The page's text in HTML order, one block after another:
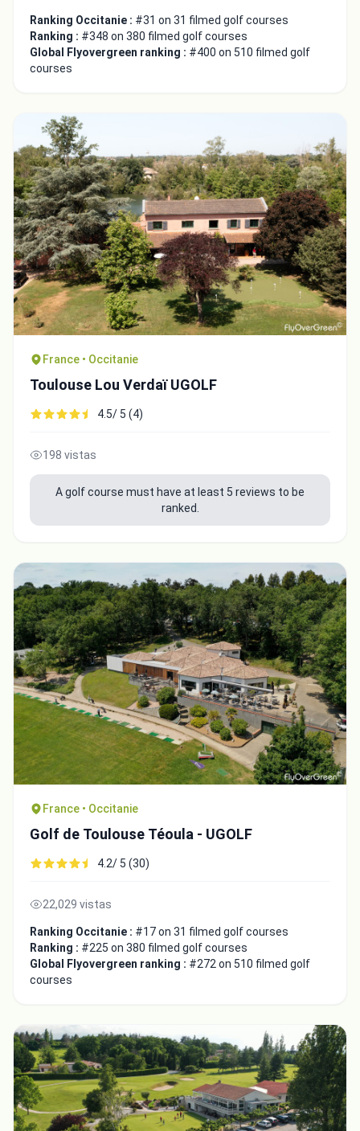
Ranking Occitanie : #31 on 31 filmed golf courses
Ranking : #348 on 380 filmed golf courses
Global Flyovergreen ranking : #400 on 510 filmed golf
courses
France • Occitanie
Toulouse Lou Verdaï UGOLF
4.5/ 5 (4)
198 vistas
A golf course must have at least 5 reviews to be
ranked.
France • Occitanie
Golf de Toulouse Téoula - UGOLF
4.2/ 5 (30)
22,029 vistas
Ranking Occitanie : #17 on 31 filmed golf courses
Ranking : #225 on 380 filmed golf courses
Global Flyovergreen ranking : #272 on 510 filmed golf
courses